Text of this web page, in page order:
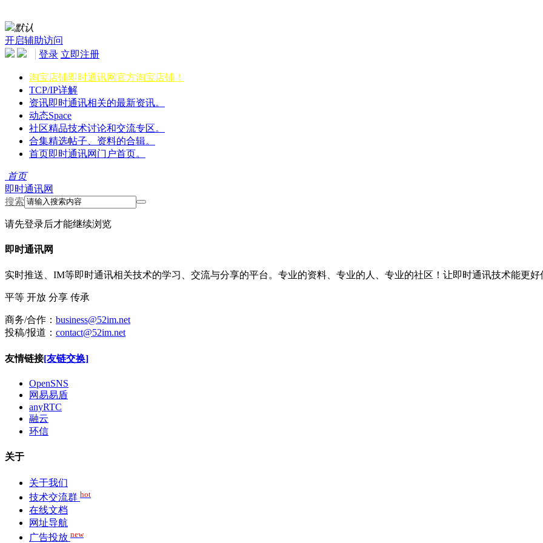
默认
开启辅助访问
登录 立即注册
淘宝店铺即时通讯网官方淘宝店铺！
TCP/IP详解
资讯即时通讯相关的最新资讯。
动态Space
社区精品技术讨论和交流专区。
合集精选帖子、资料的合辑。
首页即时通讯网门户首页。
首页
即时通讯网
搜索
请先登录后才能继续浏览
即时通讯网
实时推送、IM等即时通讯相关技术的学习、交流与分享的平台。专业的资料、专业的人、专业的社区！让即时通讯技术能更好
平等 开放 分享 传承
商务/合作： business@52im.net
投稿/报道： contact@52im.net
友情链接[友链交换]
OpenSNS
网易易盾
anyRTC
融云
环信
关于
关于我们
技术交流群 hot
在线文档
网址导航
广告投放 new